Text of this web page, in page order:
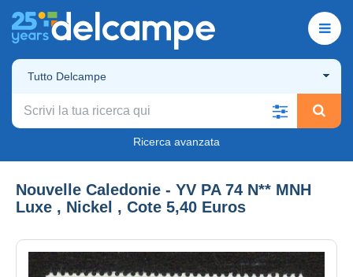
Tutto Delcampe
Ricerca avanzata
Nouvelle Caledonie - YV PA 74 N** MNH
Luxe , Nickel , Cote 5,40 Euros